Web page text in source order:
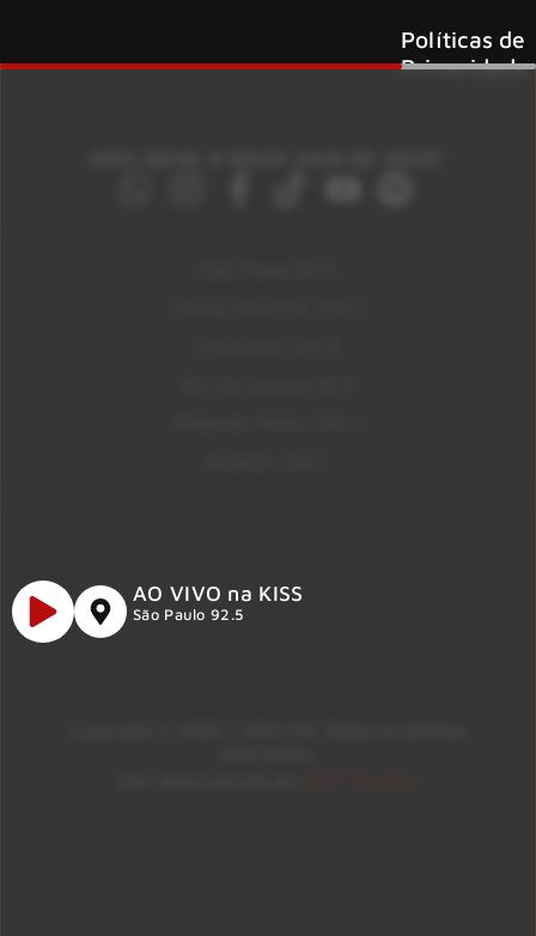
Políticas de
Privacidade
AO VIVO na KISS
São Paulo 92.5